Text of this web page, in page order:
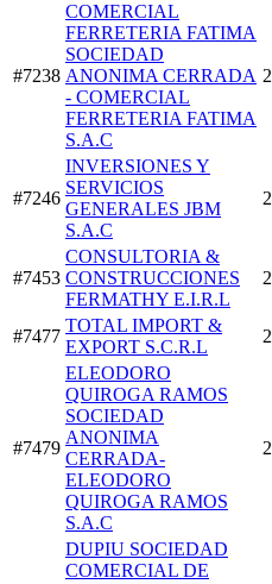
#7238
COMERCIAL
FERRETERIA FATIMA
SOCIEDAD
ANONIMA CERRADA
- COMERCIAL
FERRETERIA FATIMA
S.A.C
#7246
INVERSIONES Y
SERVICIOS
GENERALES JBM
S.A.C
#7453
CONSULTORIA &
CONSTRUCCIONES
FERMATHY E.I.R.L
#7477
TOTAL IMPORT &
EXPORT S.C.R.L
#7479
ELEODORO
QUIROGA RAMOS
SOCIEDAD
ANONIMA
CERRADA-
ELEODORO
QUIROGA RAMOS
S.A.C
DUPIU SOCIEDAD
COMERCIAL DE